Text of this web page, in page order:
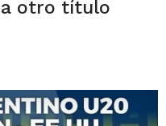
otro título